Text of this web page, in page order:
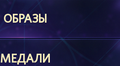
ОБРАЗЫ
МЕДАЛИ